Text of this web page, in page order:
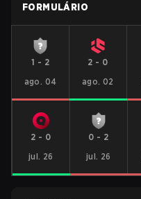
FORMULÁRIO
1 - 2
ago. 04
2 - 0
ago. 02
2 - 0
jul. 26
0 - 2
jul. 26